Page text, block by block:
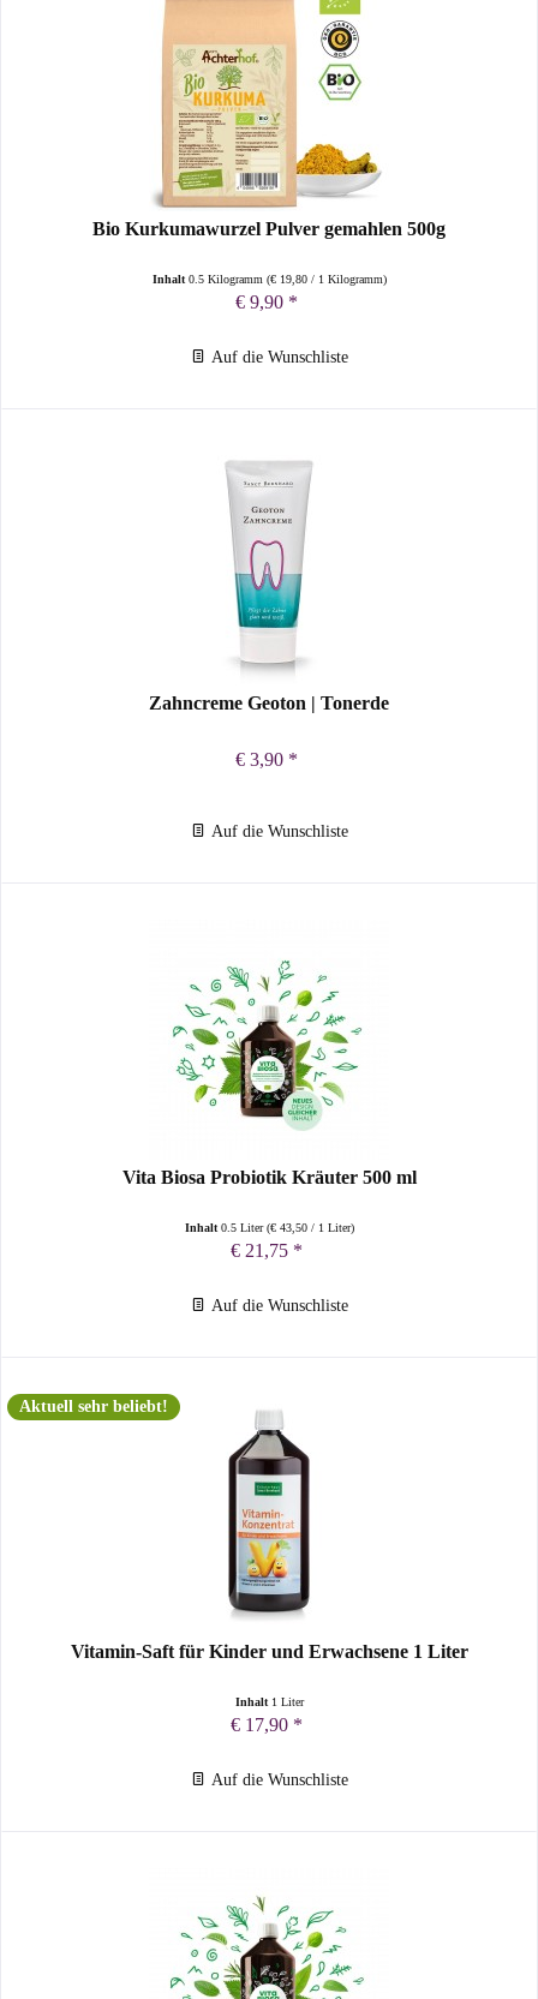
Bio Kurkumawurzel Pulver gemahlen 500g
Inhalt 0.5 Kilogramm (€ 19,80/ 1 Kilogramm)
€ 9,90 *
Auf die Wunschliste
Zahncreme Geoton | Tonerde
€ 3,90 *
Auf die Wunschliste
Vita Biosa Probiotik Kräuter 500 ml
Inhalt 0.5 Liter(€ 43,50/ 1 Liter)
€ 21,75 *
Auf die Wunschliste
Aktuell sehr beliebt!
Vitamin-Saft für Kinder und Erwachsene 1 Liter
Inhalt 1 Liter
€ 17,90 *
Auf die Wunschliste